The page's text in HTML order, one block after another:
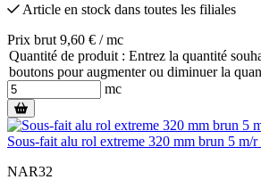
Article en stock dans toutes les filiales
Prix brut 9,60 € / mc
Quantité de produit : Entrez la quantité
boutons pour augmenter ou diminuer la
mc
Sous-fait alu rol extreme 320 mm brun 5 m/r
NAR32